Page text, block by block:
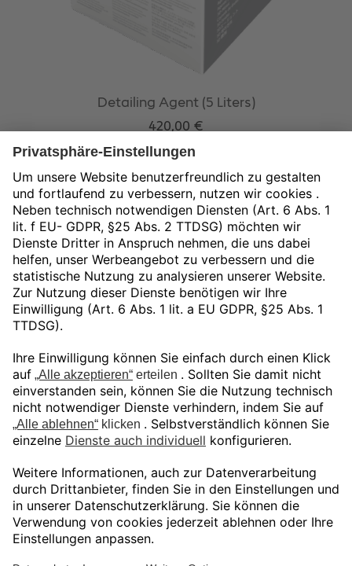
Detailing Agent (5 Liters)
420,00 €
exkl. 19 % MwSt.
zzgl.Versandkosten
In den Warenkorb
Unser Angebot gilt ausschließlich für
gewerbliche Endkunden und Öffentliche
Auftraggeber.
Preise in EUR zuzüglich gesetzlicher MwSt.
© Shop Bechtle Additive Manufacturing